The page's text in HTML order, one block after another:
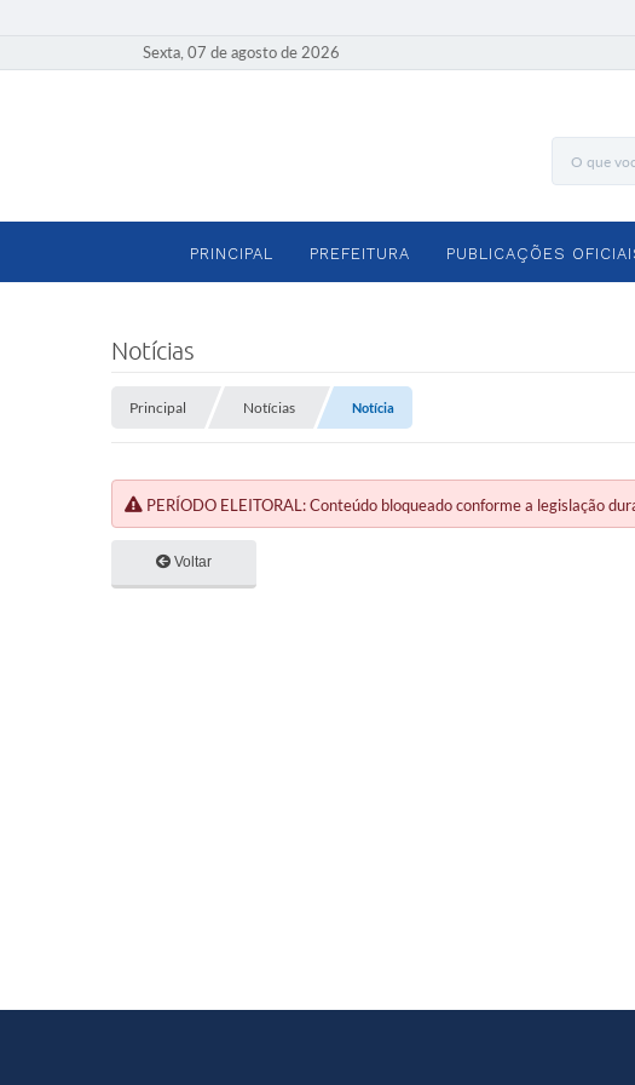
Sexta, 07 de agosto de 2026
PRINCIPAL PREFEITURA PUBLICAÇÕES
Notícias
Principal Notícias Notícia
PERÍODO ELEITORAL: Conteúdo bloqueado conforme a legislação
Voltar